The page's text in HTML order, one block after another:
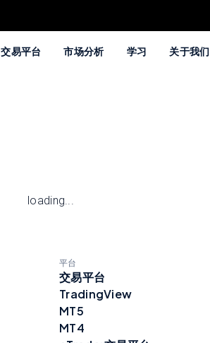
交易平台 市场分析 学习 关于我们
loading...
平台
交易平台
TradingView
MT5
MT4